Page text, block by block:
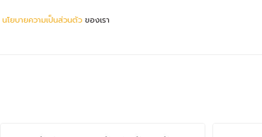
นโยบายความเป็นส่วนตัวของเรา